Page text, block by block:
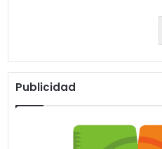
Publicidad